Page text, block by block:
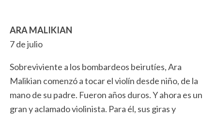
ARA MALIKIAN
7 de julio
Sobreviviente a los bombardeos beirutíes, Ara
Malikian comenzó a tocar el violín desde niño, de la
mano de su padre. Fueron años duros. Y ahora es un
gran y aclamado violinista. Para él, sus giras y